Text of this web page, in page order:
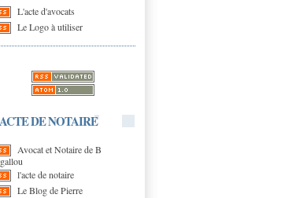
L'acte d'avocats
Le Logo à utiliser
DE NOTAIRE
Avocat et Notaire de B
l'acte de notaire
Le Blog de Pierre